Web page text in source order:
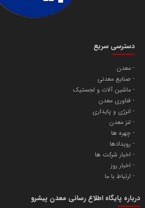
دسترسی سریع
معدن
صنایع معدنی
ماشین آلات و لجستیک
فناوری معدن
انرژی و پایداری
لنز معدن
چهره ها
رویدادها
اخبار شرکت ها
اخبار روز
ارتباط با ما
درباره پایگاه اطلاع رسانی معدن پیشرو